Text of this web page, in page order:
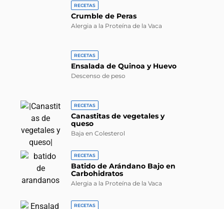
RECETAS
Crumble de Peras
Alergia a la Proteína de la Vaca
RECETAS
Ensalada de Quinoa y Huevo
Descenso de peso
RECETAS
Canastitas de vegetales y
queso
Baja en Colesterol
RECETAS
Batido de Arándano Bajo en
Carbohidratos
Alergia a la Proteína de la Vaca
RECETAS